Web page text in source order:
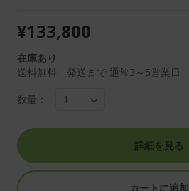
¥133,800
在庫あり
送料無料 発送まで 通常3～5営業日
数量：
詳細を見る
カートに追加